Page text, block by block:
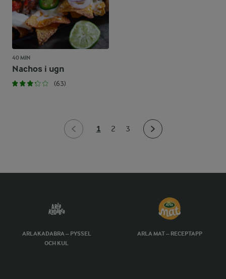
40 MIN
Nachos i ugn
(63)
1 2 3
ARLAKADABRA – PYSSEL
OCH KUL
ARLA MAT – RECEPTAPP